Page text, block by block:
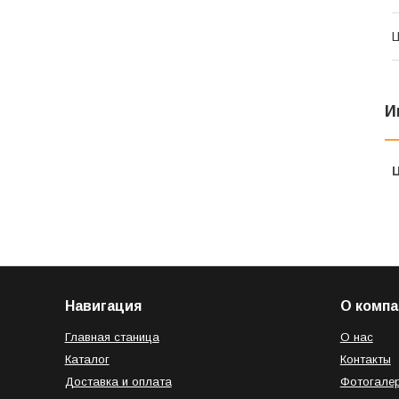
Навигация
Главная станица
Каталог
Доставка и оплата
О
О нас
Контакты